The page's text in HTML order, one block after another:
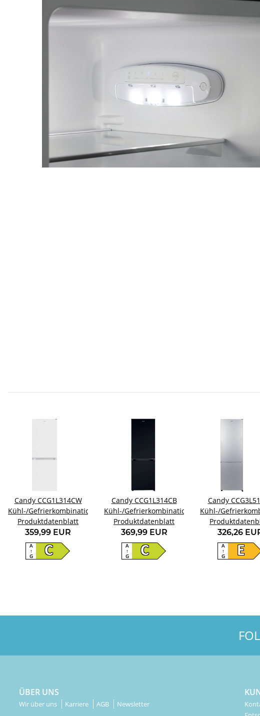
Candy CCG1L314CW
Kühl-/Gefrierkombination
Produktdatenblatt
359,99 EUR
C
A
↑
G
Candy CCG1L314CB
Kühl-/Gefrierkombination
Produktdatenblatt
369,99 EUR
C
A
↑
G
Candy
Kühl-/
326,26
E
A
↑
G
ÜBER UNS
Wir über uns Karriere AGB Newsletter